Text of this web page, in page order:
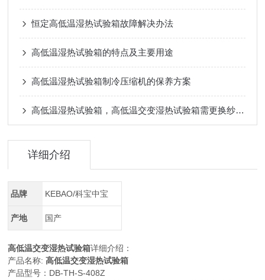
恒定高低温湿热试验箱故障解决办法
高低温湿热试验箱的特点及主要用途
高低温湿热试验箱制冷压缩机的保养方案
高低温湿热试验箱，高低温交变湿热试验箱需更换纱布的次数
详细介绍
品牌 KEBAO/科宝中宝
产地 国产
高低温交变湿热试验箱详细介绍：
产品名称:高低温交变湿热试验箱
产品型号：DB-TH-S-408Z